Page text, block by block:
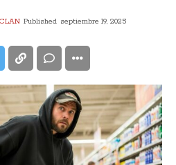
Published septiembre 19, 2025